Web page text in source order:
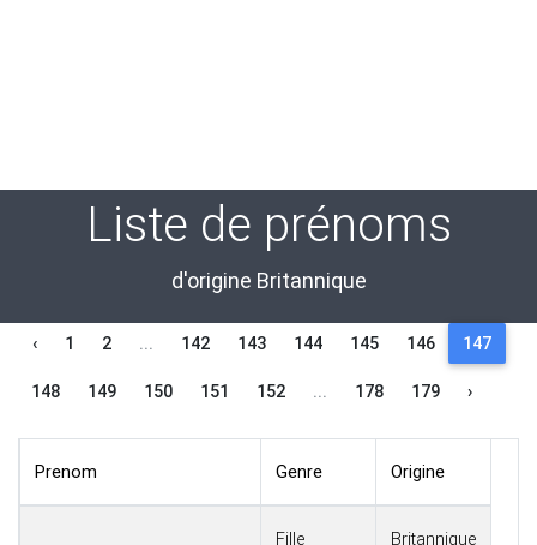
Liste de prénoms
d'origine Britannique
‹ 1 2 ... 142 143 144 145 146 147
148 149 150 151 152 ... 178 179 ›
Prenom Genre Origine
Fille Britannique